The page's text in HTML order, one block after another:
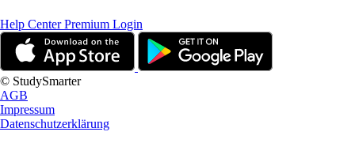
Help CenterPremium Login
© StudySmarter
AGB
Impressum
Datenschutzerklärung